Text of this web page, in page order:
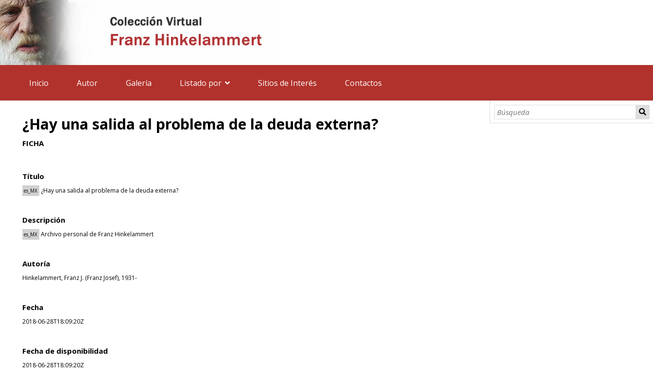
Inicio Autor Galería Listado por Sitios de Interés Contactos
¿Hay una salida al problema de la deuda externa?
FICHA
Título
es_MX ¿Hay una salida al problema de la deuda externa?
Descripción
es_MX Archivo personal de Franz Hinkelammert
Autoría
Hinkelammert, Franz J. (Franz Josef), 1931-
Fecha
2018-06-28T18:09:20Z
Fecha de disponibilidad
2018-06-28T18:09:20Z